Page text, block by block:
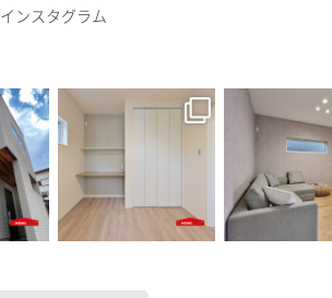
インスタグラム